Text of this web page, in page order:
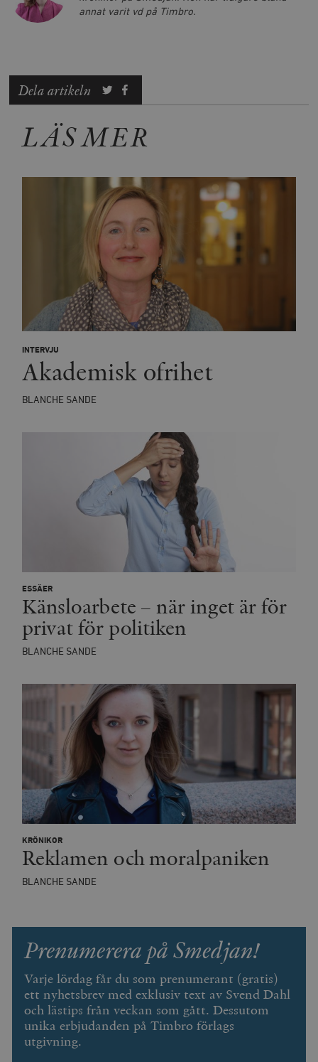
annat varit vd på Timbro.
Dela artikeln
LÄS MER
INTERVJU
Akademisk ofrihet
BLANCHE SANDE
ESSÄER
Känsloarbete – när inget är för
privat för politiken
BLANCHE SANDE
KRÖNIKOR
Reklamen och moralpaniken
BLANCHE SANDE
Prenumerera på Smedjan!
Varje lördag får du som prenumerant (gratis)
ett nyhetsbrev med exklusiv text av Svend Dahl
och lästips från veckan som gått. Dessutom
unika erbjudanden på Timbro förlags
utgivning.